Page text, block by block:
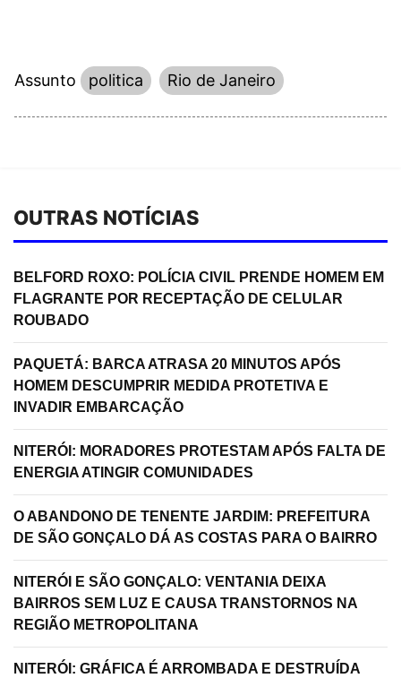
Assunto politica Rio de Janeiro
OUTRAS NOTÍCIAS
BELFORD ROXO: POLÍCIA CIVIL PRENDE HOMEM EM
FLAGRANTE POR RECEPTAÇÃO DE CELULAR
ROUBADO
PAQUETÁ: BARCA ATRASA 20 MINUTOS APÓS
HOMEM DESCUMPRIR MEDIDA PROTETIVA E
INVADIR EMBARCAÇÃO
NITERÓI: MORADORES PROTESTAM APÓS FALTA DE
ENERGIA ATINGIR COMUNIDADES
O ABANDONO DE TENENTE JARDIM: PREFEITURA
DE SÃO GONÇALO DÁ AS COSTAS PARA O BAIRRO
NITERÓI E SÃO GONÇALO: VENTANIA DEIXA
BAIRROS SEM LUZ E CAUSA TRANSTORNOS NA
REGIÃO METROPOLITANA
NITERÓI: GRÁFICA É ARROMBADA E DESTRUÍDA